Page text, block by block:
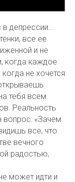
депрессии...
все ее
и не
когда каждое
не хочется
тебя всем
Реальность
вопрос: «Зачем
все, что
вечного
радостью,
может идти и